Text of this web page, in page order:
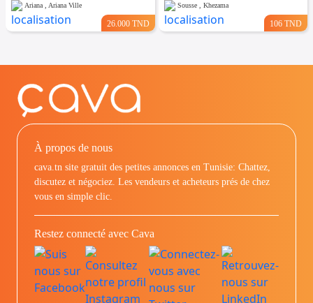
Ariana , Ariana Ville
26.000 TND
Sousse , Khezama
106 TND
À propos de nous
cava.tn site gratuit des petites annonces en Tunisie: Chattez,
discutez et négociez. Les vendeurs et acheteurs prés de chez
vous en simple clic.
Restez connecté avec Cava